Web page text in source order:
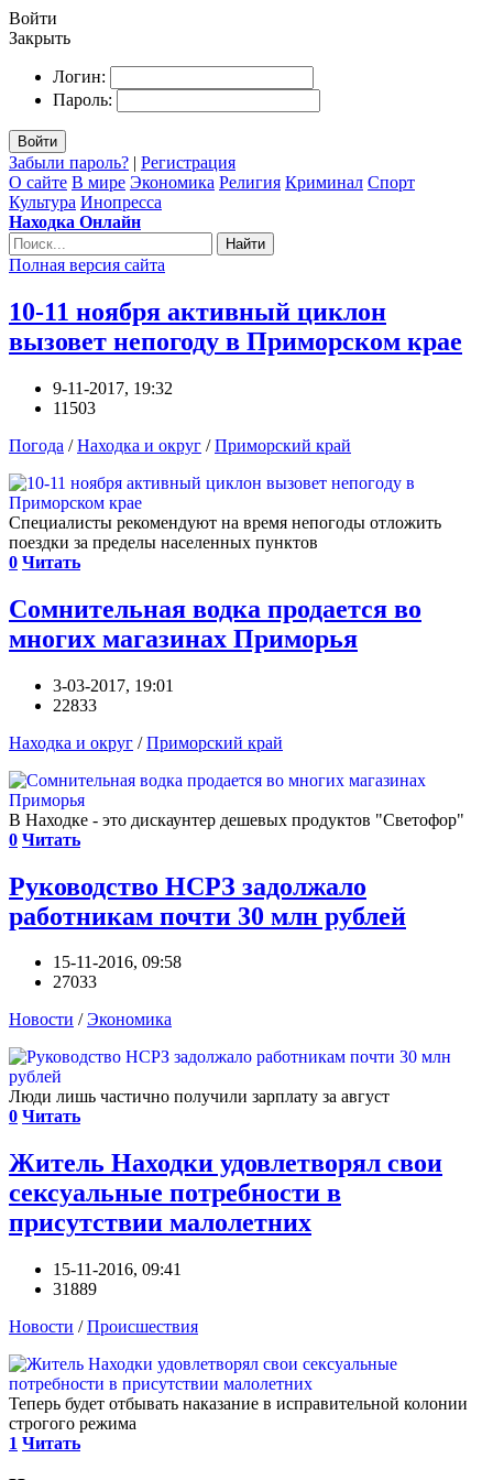
Войти
Закрыть
Логин:
Пароль:
Войти
Забыли пароль? | Регистрация
О сайте В мире Экономика Религия Криминал Спорт
Культура Инопресса
Находка Онлайн
Найти
Полная версия сайта
10-11 ноября активный циклон
вызовет непогоду в Приморском крае
9-11-2017, 19:32
11503
Погода /Находка и округ /Приморский край
Специалисты рекомендуют на время непогоды отложить
поездки за пределы населенных пунктов
0 Читать
Сомнительная водка продается во
многих магазинах Приморья
3-03-2017, 19:01
22833
Находка и округ /Приморский край
В Находке - это дискаунтер дешевых продуктов "Светофор"
0 Читать
Руководство НСРЗ задолжало
работникам почти 30 млн рублей
15-11-2016, 09:58
27033
Новости /Экономика
Люди лишь частично получили зарплату за август
0 Читать
Житель Находки удовлетворял свои
сексуальные потребности в
присутствии малолетних
15-11-2016, 09:41
31889
Новости /Происшествия
Теперь будет отбывать наказание в исправительной колонии
строгого режима
1 Читать